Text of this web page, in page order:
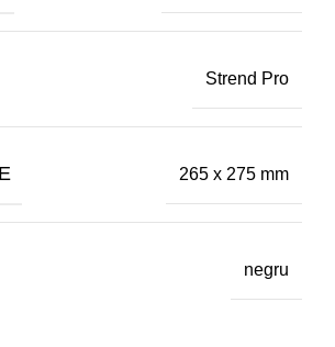
Strend Pro
265 x 275 mm
negru